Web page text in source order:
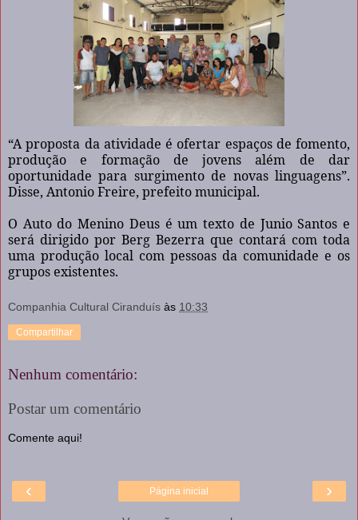
“A proposta da atividade é ofertar espaços de fomento,
produção e formação de jovens além de dar
oportunidade para surgimento de novas linguagens”.
Disse, Antonio Freire, prefeito municipal.
O Auto do Menino Deus é um texto de Junio Santos e
será dirigido por Berg Bezerra que contará com toda
uma produção local com pessoas da comunidade e os
grupos existentes.
Companhia Cultural Ciranduís às 10:33
Compartilhar
Nenhum comentário:
Postar um comentário
Comente aqui!
‹ ›
Página inicial